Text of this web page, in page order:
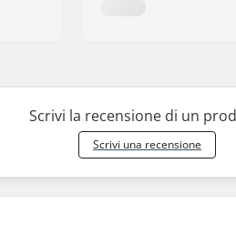
Scrivi la recensione di un
Scrivi una recensione